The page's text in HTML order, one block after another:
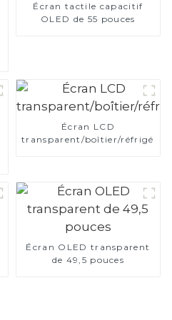
Écran tactile capacitif
OLED de 55 pouces
Écran LCD
transparent/boîtier/
Écran OLED transparent
de 49,5 pouces